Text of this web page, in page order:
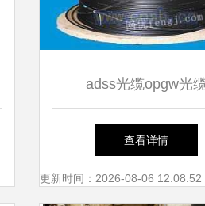
adss光缆opgw光
查看详情
更新时间：2026-08-06 12:08:52